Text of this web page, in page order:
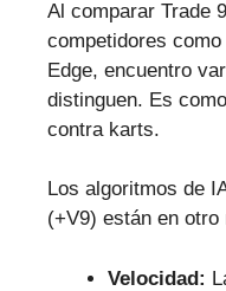
Al comparar Trade
competidores
Edge, encuentro
distinguen. Es
contra karts.
Los algoritmos de
(+V9) están en
Velocidad: